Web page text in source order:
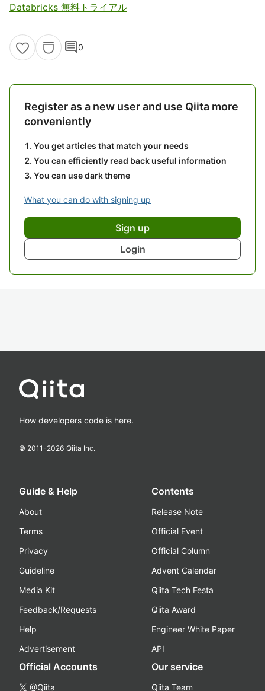
Databricks 無料トライアル
comment0
Register as a new user and use Qiita more
conveniently
You get articles that match your needs
You can efficiently read back useful information
You can use dark theme
What you can do with signing up
Sign up
Login
How developers code is here.
© 2011-2026 Qiita Inc.
Guide & Help
About
Terms
Privacy
Guideline
Media Kit
Feedback/Requests
Help
Advertisement
Contents
Release Note
Official Event
Official Column
Advent Calendar
Qiita Tech Festa
Qiita Award
Engineer White Paper
API
Official Accounts
@Qiita
Our service
Qiita Team